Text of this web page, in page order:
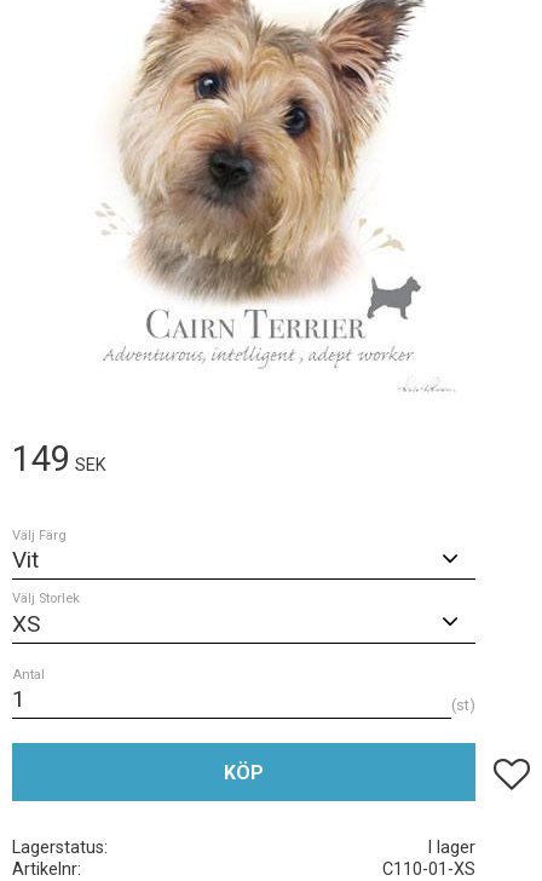
149 SEK
Välj Färg
Välj Storlek
Antal
st
KÖP Lägg
Lagerstatus
I lager
Artikelnr
C110-01-XS